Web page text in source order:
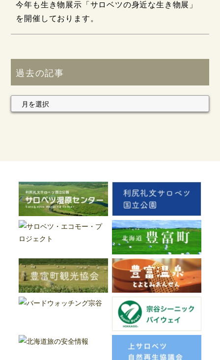
今年も生き物展示「サロベツの身近な生き物展」
を開催しております。
過去の記事